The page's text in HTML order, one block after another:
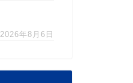
2026年8月6日